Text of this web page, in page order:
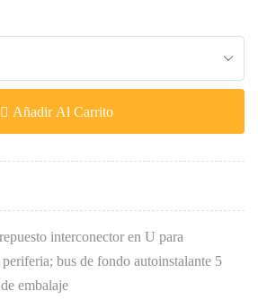
Añadir Al Carrito
interconector en U para
bus de fondo autoinstalante 5
embalaje